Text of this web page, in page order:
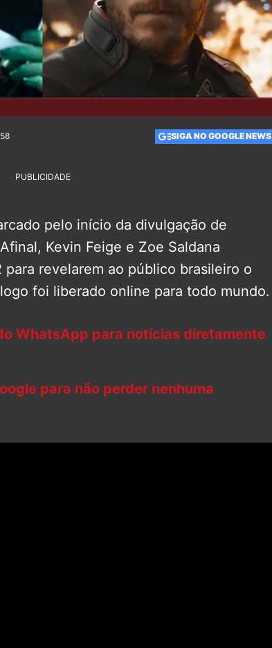
SIGA NO GOOGLE NEWS
PUBLICIDADE
pelo início da divulgação de
Kevin Feige e Zoe Saldana
para revelarem ao público brasileiro o
foi liberado online para todo mundo.
WhatsApp para notícias diretamente
para não perder nenhuma